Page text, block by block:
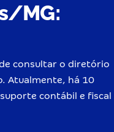
MG:
consultar o diretório
Atualmente, há 10
contábil e fiscal